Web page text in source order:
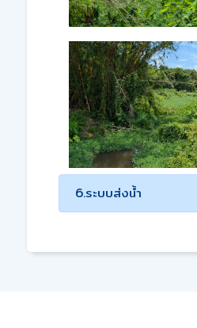
6.ระบบส่งน้ำ